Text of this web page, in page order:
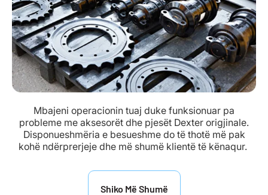
Mbajeni operacionin tuaj duke funksionuar pa
probleme me aksesorët dhe pjesët Dexter origjinale.
Disponueshmëria e besueshme do të thotë më pak
kohë ndërprerjeje dhe më shumë klientë të kënaqur.
Shiko Më Shumë